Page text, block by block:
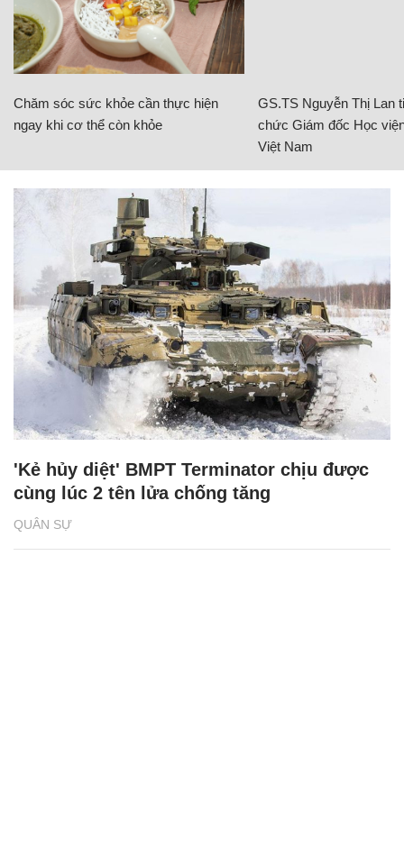
Chăm sóc sức khỏe cần thực hiện
ngay khi cơ thể còn khỏe
GS.TS Nguyễn Thị Lan
chức Giám đốc Học
Việt Nam
QUÂN SỰ
'Kẻ hủy diệt' BMPT Terminator chịu được
cùng lúc 2 tên lửa chống tăng